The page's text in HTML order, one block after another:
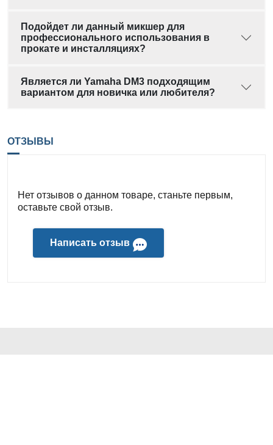
Подойдет ли данный микшер для
профессионального использования в
прокате и инсталляциях?
Является ли Yamaha DM3 подходящим
вариантом для новичка или любителя?
ОТЗЫВЫ
Нет отзывов о данном товаре, станьте первым,
оставьте свой отзыв.
Написать отзыв